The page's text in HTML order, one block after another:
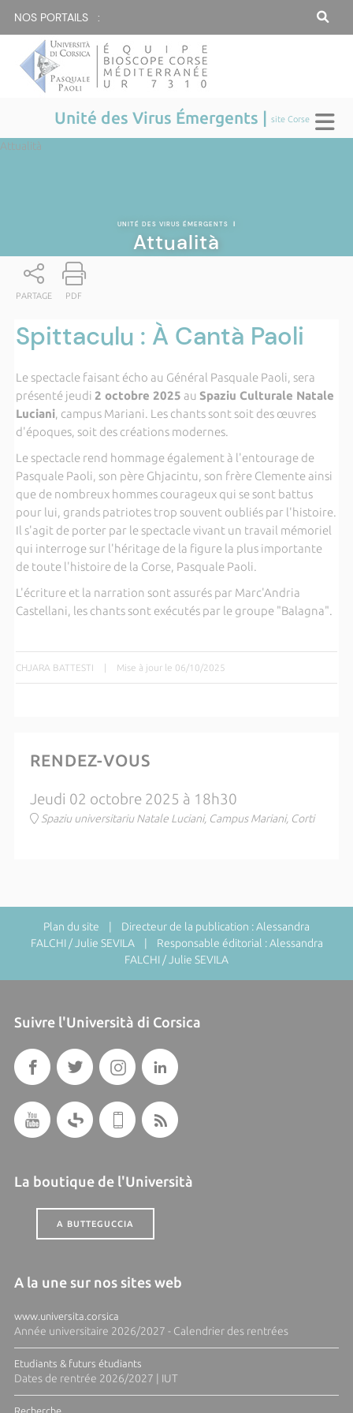
NOS PORTAILS :
Unité des Virus Émergents |site Corse
Attualità
UNITÉ DES VIRUS ÉMERGENTS |
Attualità
PARTAGE PDF
Spittaculu : À Cantà Paoli
Le spectacle faisant écho au Général Pasquale Paoli, sera
présenté jeudi 2 octobre 2025 au Spaziu Culturale Natale
Luciani, campus Mariani. Les chants sont soit des œuvres
d'époques, soit des créations modernes.
Le spectacle rend hommage également à l'entourage de
Pasquale Paoli, son père Ghjacintu, son frère Clemente ainsi
que de nombreux hommes courageux qui se sont battus
pour lui, grands patriotes trop souvent oubliés par l'histoire.
Il s'agit de porter par le spectacle vivant un travail mémoriel
qui interroge sur l'héritage de la figure la plus importante
de toute l'histoire de la Corse, Pasquale Paoli.
L'écriture et la narration sont assurés par Marc'Andria
Castellani, les chants sont exécutés par le groupe "Balagna".
CHJARA BATTESTI | Mise à jour le 06/10/2025
RENDEZ-VOUS
Jeudi 02 octobre 2025 à 18h30
Spaziu universitariu Natale Luciani, Campus Mariani, Corti
Plan du site | Directeur de la publication : Alessandra
FALCHI / Julie SEVILA | Responsable éditorial : Alessandra
FALCHI / Julie SEVILA
Suivre l'Università di Corsica
La boutique de l'Università
A BUTTEGUCCIA
A la une sur nos sites web
www.universita.corsica
Année universitaire 2026/2027 - Calendrier des rentrées
Etudiants & futurs étudiants
Dates de rentrée 2026/2027 | IUT
Recherche